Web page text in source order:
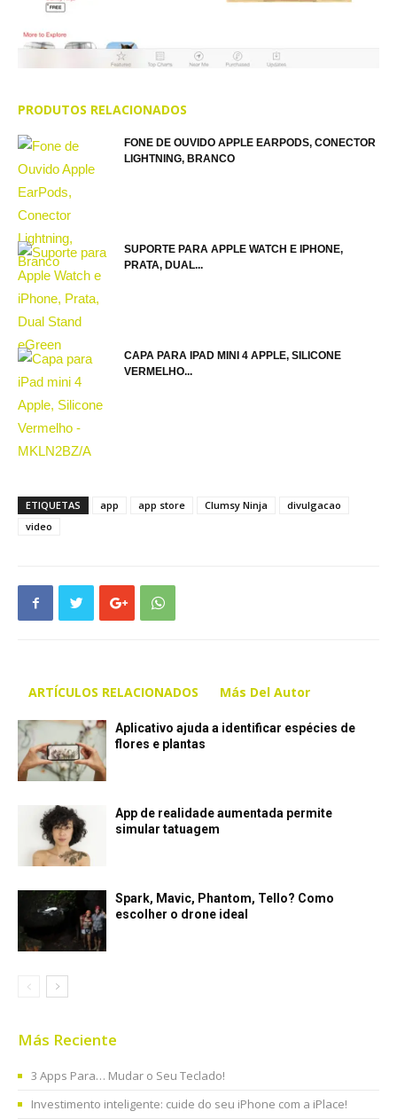
PRODUTOS RELACIONADOS
FONE DE OUVIDO APPLE EARPODS, CONECTOR
LIGHTNING, BRANCO
SUPORTE PARA APPLE WATCH E IPHONE,
PRATA, DUAL...
CAPA PARA IPAD MINI 4 APPLE, SILICONE
VERMELHO...
ETIQUETAS app app store Clumsy Ninja
divulgacao
video
ARTÍCULOS RELACIONADOS Más Del Autor
Aplicativo ajuda a identificar espécies de
flores e plantas
App de realidade aumentada permite
simular tatuagem
Spark, Mavic, Phantom, Tello? Como
escolher o drone ideal
Más Reciente
3 Apps Para… Mudar o Seu Teclado!
Investimento inteligente: cuide do seu iPhone com a iPlace!